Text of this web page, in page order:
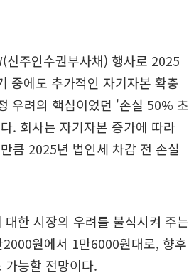
주인수권부사채) 행사로 2025
중에도 추가적인 자기자본 확충
우려의 핵심이었던 '손실 50% 초
. 회사는 자기자본 증가에 따라
큼 2025년 법인세 차감 전 손실
한 시장의 우려를 불식시켜 주는
원에서 1만6000원대로, 향후
가능할 전망이다.